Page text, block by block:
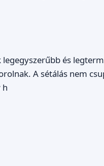
legegyszerűbb és
A sétálás nem
h